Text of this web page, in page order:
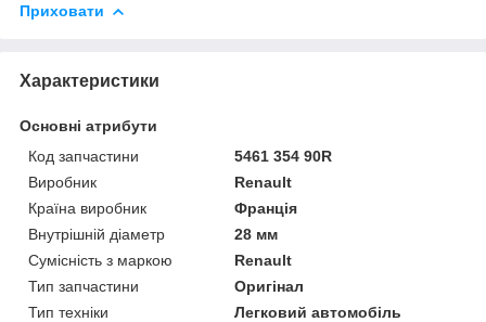
Приховати
Характеристики
Основні атрибути
Код запчастини
5461 354 90R
Виробник
Renault
Країна виробник
Франція
Внутрішній діаметр
28 мм
Сумісність з маркою
Renault
Тип запчастини
Оригінал
Тип техніки
Легковий автомобіль